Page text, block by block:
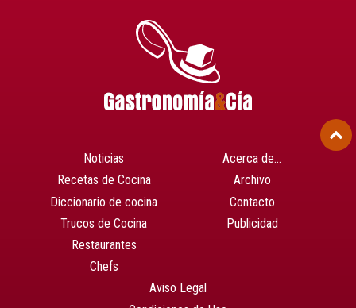
Noticias
Recetas de Cocina
Diccionario de cocina
Trucos de Cocina
Restaurantes
Chefs
Acerca de…
Archivo
Contacto
Publicidad
Aviso Legal